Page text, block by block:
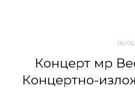
18/
Кoнцeрт мр
Кoнцeртнo-